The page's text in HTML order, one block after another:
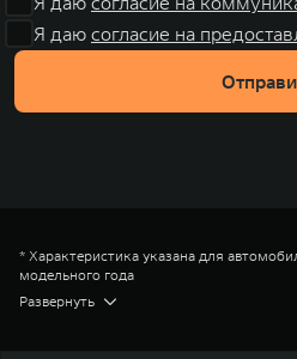
Я даю согласие на
* Характеристика указана для
модельного года
** Размерность указана для
модельного года
Развернуть